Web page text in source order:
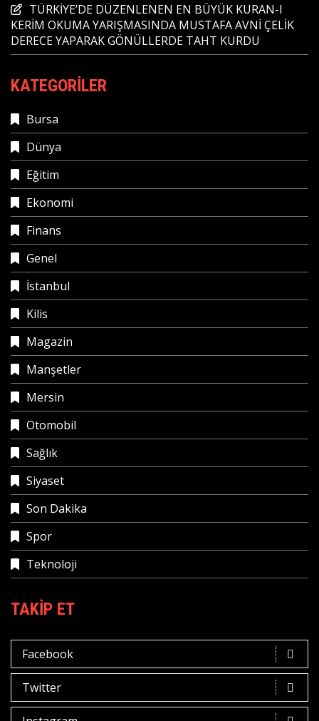
TÜRKİYE’DE DÜZENLENEN EN BÜYÜK KURAN-I
KERİM OKUMA YARIŞMASINDA MUSTAFA AVNİ ÇELİK
DERECE YAPARAK GÖNÜLLERDE TAHT KURDU
KATEGORILER
Bursa
Dünya
Eğitim
Ekonomi
Finans
Genel
İstanbul
Kilis
Magazin
Manşetler
Mersin
Otomobil
Sağlık
Siyaset
Son Dakika
Spor
Teknoloji
TAKIP ET
Facebook
Twitter